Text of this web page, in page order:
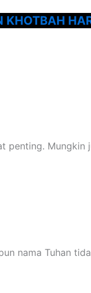
KHOTBAH
penting.
nama Tuhan